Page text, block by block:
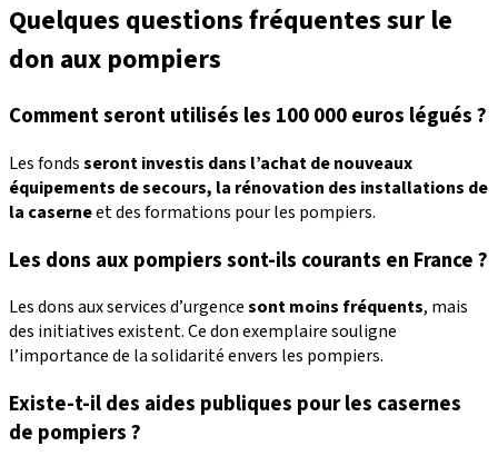
Quelques questions fréquentes sur le
don aux pompiers
Comment seront utilisés les 100 000 euros légués ?
Les fondsseront investis dans l’achat de nouveaux
équipements de secours, la rénovation des installations de
la caserneet des formations pour les pompiers.
Les dons aux pompiers sont-ils courants en France ?
Les dons aux services d’urgencesont moins fréquents, mais
des initiatives existent. Ce don exemplaire souligne
l’importance de la solidarité envers les pompiers.
Existe-t-il des aides publiques pour les casernes
de pompiers ?